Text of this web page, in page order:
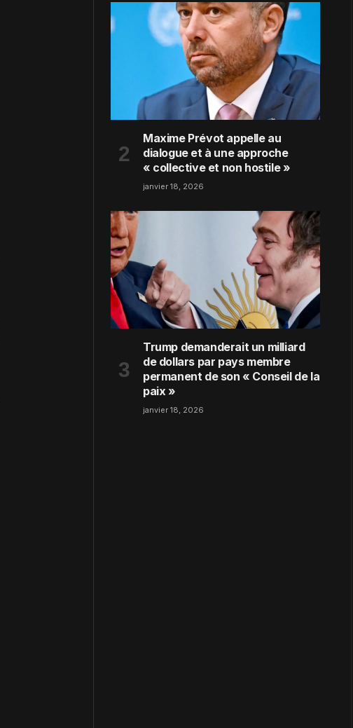
Maxime Prévot appelle au
dialogue et à une approche
« collective et non hostile »
janvier 18, 2026
Trump demanderait un milliard
de dollars par pays membre
permanent de son « Conseil de la
paix »
janvier 18, 2026